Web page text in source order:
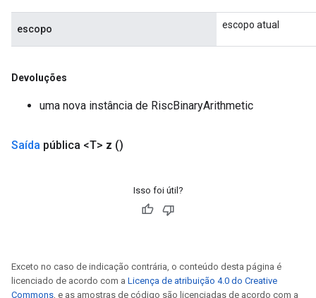
escopo escopo atual
Devoluções
uma nova instância de RiscBinaryArithmetic
Saída pública <T> z ()
Isso foi útil?
Exceto no caso de indicação contrária, o conteúdo desta página é
licenciado de acordo com a Licença de atribuição 4.0 do Creative
Commons, e as amostras de código são licenciadas de acordo com a